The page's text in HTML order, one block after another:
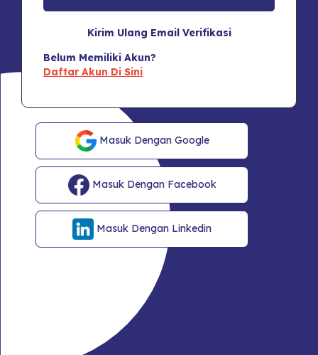
Kirim Ulang Email Verifikasi
Belum Memiliki Akun?
Daftar Akun Di Sini
Masuk Dengan Google
Masuk Dengan Facebook
Masuk Dengan Linkedin